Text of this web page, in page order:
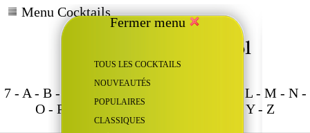
Fermer menu
TOUS LES COCKTAILS
NOUVEAUTÉS
POPULAIRES
CLASSIQUES
Menu Cocktails
7- A- B- L- M- N-
O - P -R-S-T Y- Z